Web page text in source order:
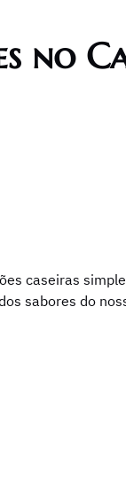
no
caseiras
sabores do